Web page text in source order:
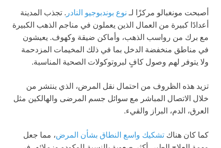
أصبحت مونغبالو مركزًا لـ نوع بوندبوجيو النادر . تجذب المدينة
أعدادًا كبيرة من العمال الذين يعملون في مناجم الذهب الكبيرة
مع برك من رواسب الذهب، وأماكن ضيقة وكهوف. يعيشون
في مناطق منخفضة الدخل بما في ذلك المخيمات المزدحمة
ولا يتوفر لهم وصول كافٍ لبروتوكولات الصحية المناسبة.
تزيد هذه الظروف من احتمال نقل المرض، الذي ينتشر من
خلال الاتصال المباشر مع سوائل جسم المرضى والهالكين مثل
العرق، الدم، البراز والقيء.
كما كان هناك تشكيك واسع النطاق بشأن المرض، مما جعل